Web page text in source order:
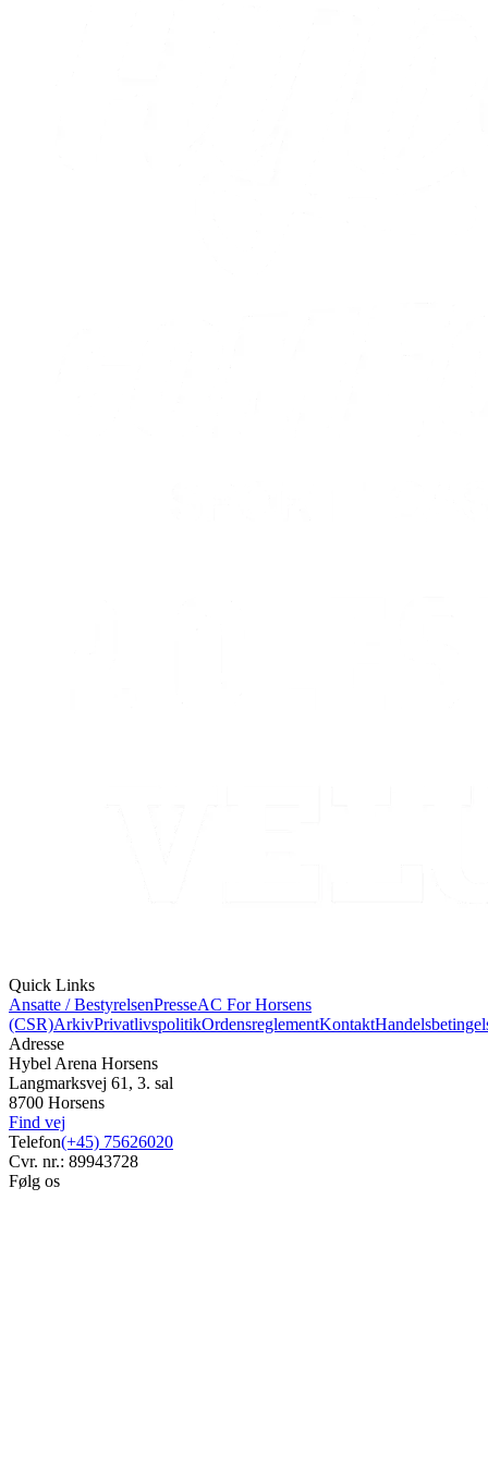
Quick Links
Ansatte / BestyrelsenPresseAC For Horsens
(CSR)ArkivPrivatlivspolitikOrdensreglementKontakt
Adresse
Hybel Arena Horsens
Langmarksvej 61, 3. sal
8700 Horsens
Find vej
Telefon(+45) 75626020
Cvr. nr.: 89943728
Følg os